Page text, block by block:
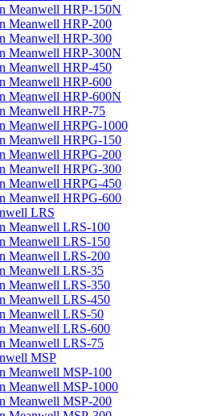
Meanwell HRP-150N
Meanwell HRP-200
Meanwell HRP-300
Meanwell HRP-300N
Meanwell HRP-450
Meanwell HRP-600
Meanwell HRP-600N
Meanwell HRP-75
Meanwell HRPG-1000
Meanwell HRPG-150
Meanwell HRPG-200
Meanwell HRPG-300
Meanwell HRPG-450
Meanwell HRPG-600
LRS
Meanwell LRS-100
Meanwell LRS-150
Meanwell LRS-200
Meanwell LRS-35
Meanwell LRS-350
Meanwell LRS-450
Meanwell LRS-50
Meanwell LRS-600
Meanwell LRS-75
MSP
Meanwell MSP-100
Meanwell MSP-1000
Meanwell MSP-200